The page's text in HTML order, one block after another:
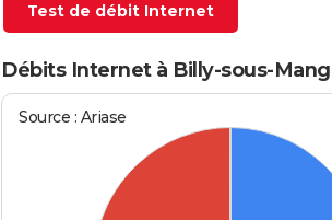
Test de débit Internet
Débits Internet à Billy-sous-
Source : Ariase